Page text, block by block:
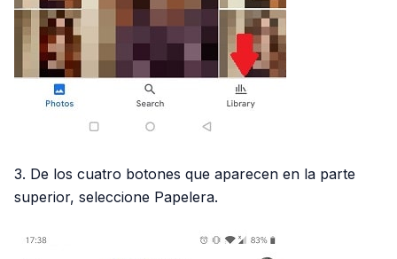
3. De los cuatro botones que aparecen en la parte
superior, seleccione Papelera.